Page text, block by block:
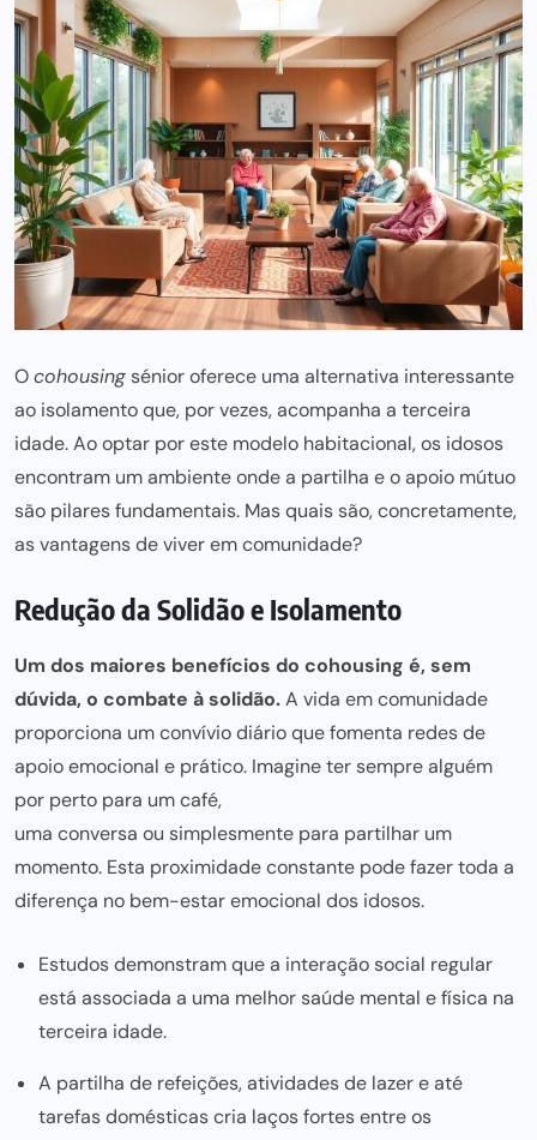
Ocohousingsénior oferece uma alternativa interessante
ao isolamento que, por vezes, acompanha a terceira
idade. Aooptar poreste modelo habitacional, os idosos
encontram um ambiente onde a partilha e o apoio mútuo
são pilares fundamentais. Masquais são, concretamente,
as vantagens de viver em comunidade?
Redução da Solidão e Isolamento
Um dos maiores benefícios do cohousing é, sem
dúvida, o combate à solidão.A vida em comunidade
proporciona um convívio diário que fomenta redes de
apoio emocional e prático. Imagine ter sempre alguém
por perto para um café,
uma conversa ou simplesmente para partilhar um
momento. Esta proximidade constante pode fazer toda a
diferença no bem-estar emocional dos idosos.
Estudos demonstram que a interação social regular
está associada a uma melhor saúde mental e física na
terceira idade.
A partilha de refeições, atividades de lazer e até
tarefas domésticas cria laços fortes entre os